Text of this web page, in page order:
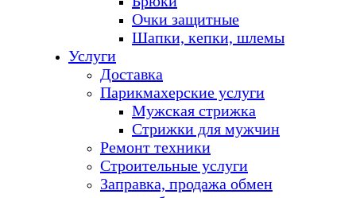
Очки защитные
Шапки, кепки, шлемы
Услуги
Доставка
Парикмахерские услуги
Мужская стрижка
Стрижки для мужчин
Ремонт техники
Строительные услуги
Заправка, продажа обмен